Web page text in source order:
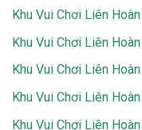
Khu Vui Chơi Liên
Khu Vui Chơi Liên
Khu Vui Chơi Liên
Khu Vui Chơi Liên
Khu Vui Chơi Liên